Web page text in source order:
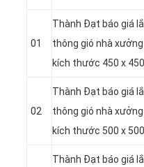
01
Thành Đạt báo giá
thông gió nhà xưởng
kích thước 450 x
02
Thành Đạt báo giá
thông gió nhà xưởng
kích thước 500 x
Thành Đạt báo giá